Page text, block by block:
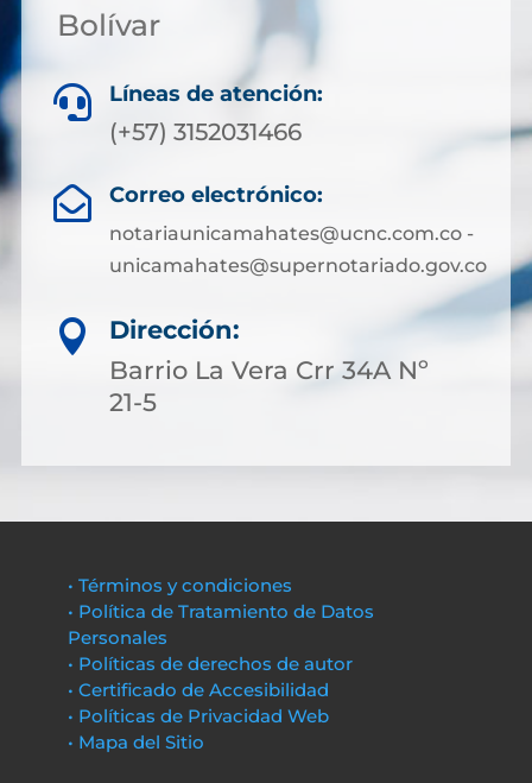
Bolívar
 Líneas de atención:
(+57) 3152031466
 Correo electrónico:
notariaunicamahates@ucnc.com.co -
unicamahates@supernotariado.gov.co

Dirección:
Barrio La Vera Crr 34A Nº
21-5
• Términos y condiciones
• Política de Tratamiento de Datos
Personales
• Políticas de derechos de autor
• Certificado de Accesibilidad
• Políticas de Privacidad Web
• Mapa del Sitio